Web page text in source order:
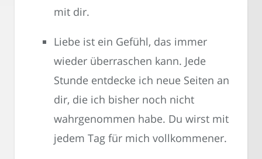
mit dir.
Liebe ist ein Gefühl, das immer
wieder überraschen kann. Jede
Stunde entdecke ich neue Seiten an
dir, die ich bisher noch nicht
wahrgenommen habe. Du wirst mit
jedem Tag für mich vollkommener.